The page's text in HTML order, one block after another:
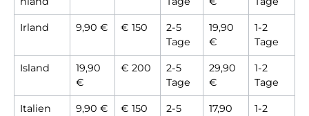
Irland 9,90 € € 150
2-5
Tage
19,90
€
1-2
Tage
Island
19,90
€
€ 200
2-5
Tage
29,90
€
1-2
Tage
Italien 9,90 € € 150
2-5
17,90
1-2